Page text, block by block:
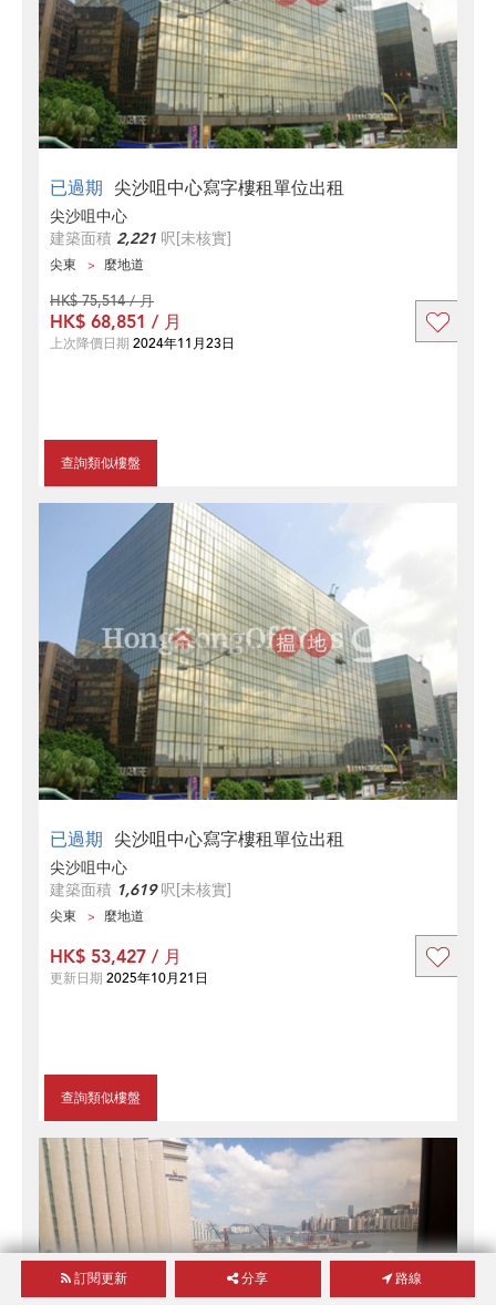
已過期 尖沙咀中心寫字樓租單位出租
尖沙咀中心
建築面積 2,221 呎[未核實]
尖東 麼地道
查詢類似樓盤
HK$ 75,514 / 月
HK$ 68,851 / 月
上次降價日期 2024年11月23日
已過期 尖沙咀中心寫字樓租單位出租
尖沙咀中心
建築面積 1,619呎[未核實]
尖東 麼地道
查詢類似樓盤
HK$ 53,427 / 月
更新日期 2025年10月21日
訂閱更新 分享 路線